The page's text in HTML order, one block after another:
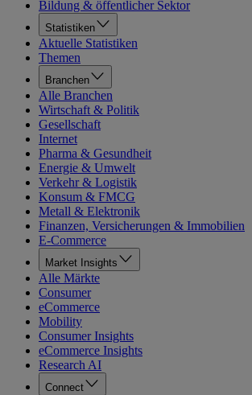
Bildung & öffentlicher Sektor
Statistiken
Aktuelle Statistiken
Themen
Branchen
Alle Branchen
Wirtschaft & Politik
Gesellschaft
Internet
Pharma & Gesundheit
Energie & Umwelt
Verkehr & Logistik
Konsum & FMCG
Metall & Elektronik
Finanzen, Versicherungen & Immobilien
E-Commerce
Market Insights
Alle Märkte
Consumer
eCommerce
Mobility
Consumer Insights
eCommerce Insights
Research AI
Connect